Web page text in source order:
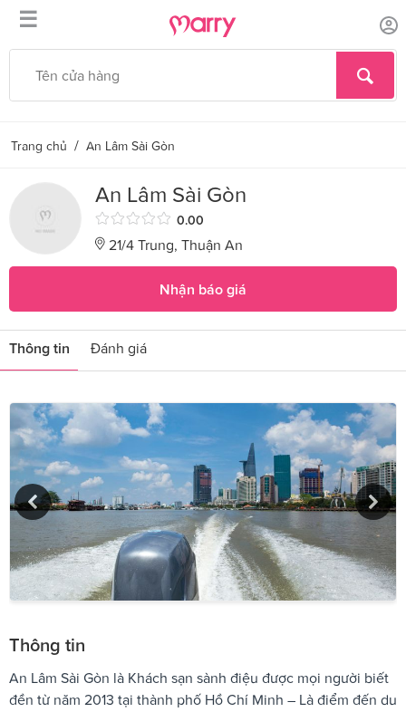
☰
Trang chủ / An Lâm Sài Gòn
An Lâm Sài Gòn
0.00
21/4 Trung, Thuận An
Nhận báo giá
Thông tin Đánh giá
Thông tin
An Lâm Sài Gòn là Khách sạn sành điệu được mọi người biết
đền từ năm 2013 tại thành phố Hồ Chí Minh – Là điểm đến du